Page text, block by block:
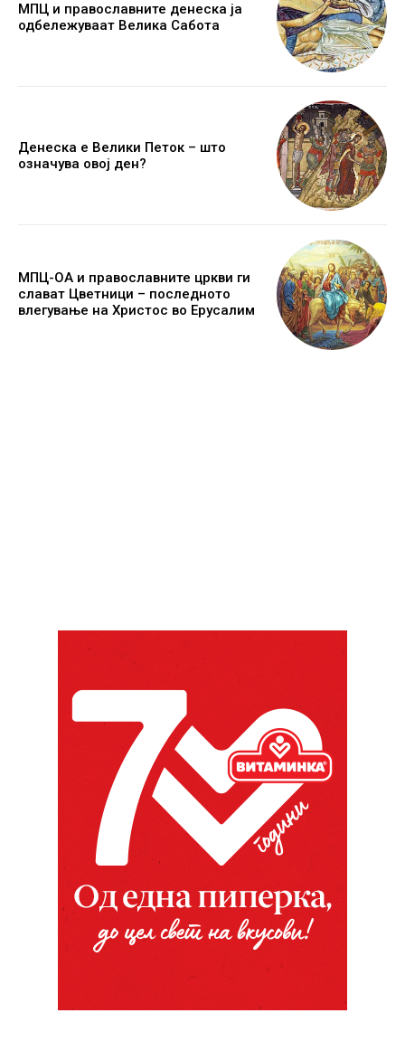
МПЦ и православните денеска ја
одбележуваат Велика Сабота
Денеска е Велики Петок – што
означува овој ден?
МПЦ-ОА и православните цркви ги
слават Цветници – последното
влегување на Христос во Ерусалим